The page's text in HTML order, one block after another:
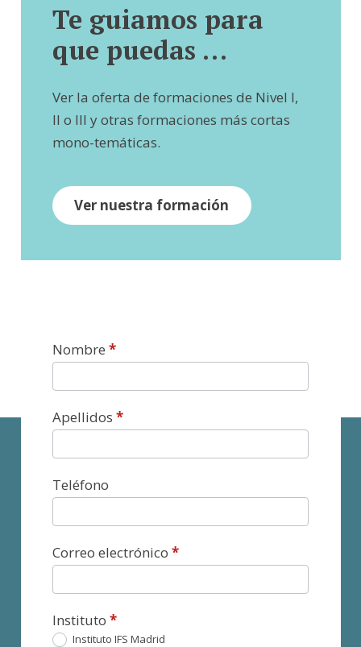
Te guiamos para
que puedas …
Ver la oferta de formaciones de Nivel I,
II o III y otras formaciones más cortas
mono-temáticas.
Ver nuestra formación
Contacto
Nombre*
Apellidos*
Teléfono
Correo electrónico*
Instituto*
Instituto IFS Madrid